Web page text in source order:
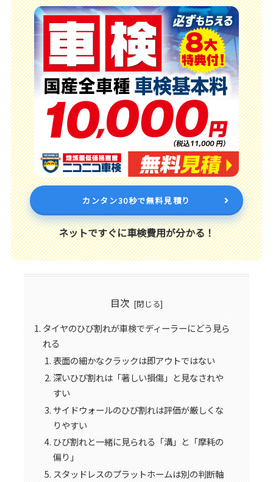
カンタン30秒で無料見積り
ネットですぐに車検費用が分かる！
目次
タイヤのひび割れが車検でディーラーにどう見ら
れる
表面の細かなクラックは即アウトではない
深いひび割れは「著しい損傷」と見なされや
すい
サイドウォールのひび割れは評価が厳しくな
りやすい
ひび割れと一緒に見られる「溝」と「摩耗の
偏り」
スタッドレスのプラットホームは別の判断軸